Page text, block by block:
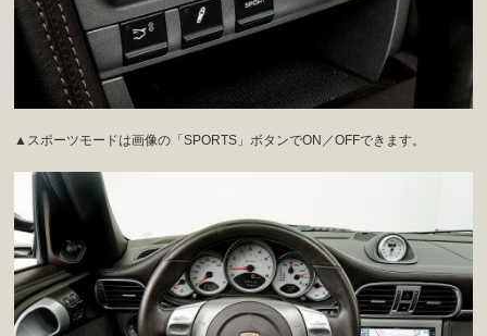
▲スポーツモードは画像の「SPORTS」ボタンでON／OFFできます。